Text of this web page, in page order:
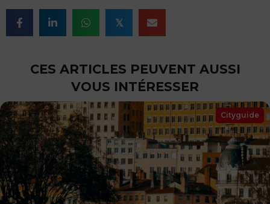
𝕏
CES ARTICLES PEUVENT AUSSI
VOUS INTÉRESSER
Cityguide